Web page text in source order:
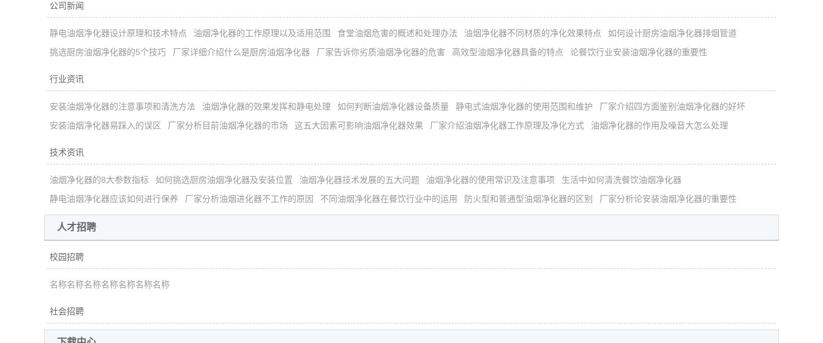
公司新闻
静电油烟净化器设计原理和技术特点 油烟净化器的工作原理以及适用范围 食堂油烟危害的概述和处理办法 油烟净化器不同材质的净化效果特点
如何设计厨房油烟净化器排烟管道
挑选厨房油烟净化器的5个技巧
厂家详细介绍什么是厨房油烟净化器 厂家告诉你劣质油烟净化器的危害 高效型油烟净化器具备的特点 论餐饮行业安装油烟净化器的重要性
行业资讯
安装油烟净化器的注意事项和清洗方法 油烟净化器的效果发挥和静电处理 如何判断油烟净化器设备质量 静电式油烟净化器的使用范围和维护
厂家介绍四方面鉴别油烟净化器的好坏
安装油烟净化器易踩入的误区
厂家分析目前油烟净化器的市场 这五大因素可影响油烟净化器效果 厂家介绍油烟净化器工作原理及净化方式 油烟净化器的作用及噪音大怎么处理
技术资讯
油烟净化器的8大参数指标 如何挑选厨房油烟净化器及安装位置 油烟净化器技术发展的五大问题 油烟净化器的使用常识及注意事项
生活中如何清洗餐饮油烟净化器
静电油烟净化器应该如何进行保养
厂家分析油烟进化器不工作的原因 不同油烟净化器在餐饮行业中的运用 防火型和普通型油烟净化器的区别 厂家分析论安装油烟净化器的重要性
人才招聘
校园招聘
名称名称名称名称名称名称名称
社会招聘